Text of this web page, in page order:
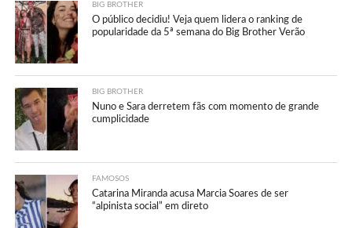
BIG BROTHER
O público decidiu! Veja quem lidera o ranking de
popularidade da 5ª semana do Big Brother Verão
BIG BROTHER
Nuno e Sara derretem fãs com momento de grande
cumplicidade
FAMOSOS
Catarina Miranda acusa Marcia Soares de ser
“alpinista social” em direto